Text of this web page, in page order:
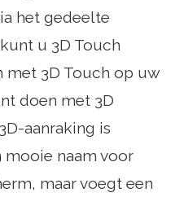
het gedeelte
u 3D Touch
3D Touch op uw
doen met 3D
aanraking is
naam voor
maar voegt een